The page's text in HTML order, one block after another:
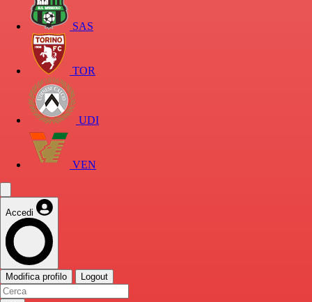
SAS
TOR
UDI
VEN
Accedi
Modifica profilo Logout